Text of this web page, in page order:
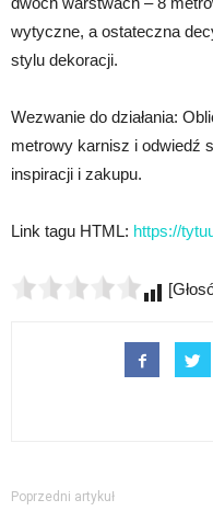
wytyczne, a ostateczna
stylu dekoracji.
Wezwanie do działania:
metrowy karnisz i odwiedź
inspiracji i zakupu.
Link tagu HTML: https://
Poprzedni artykuł